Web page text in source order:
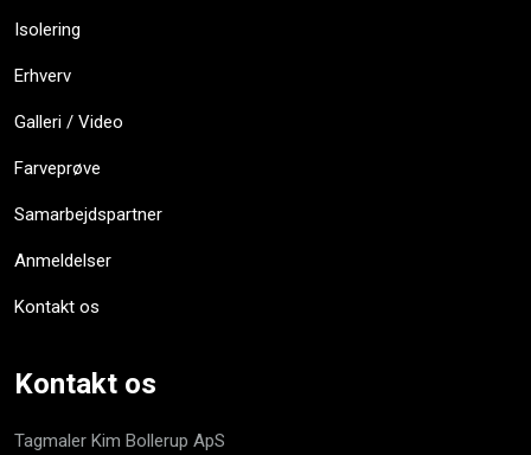
Isolering
Erhverv
Galleri / Video
Farveprøve
Samarbejdspartner
Anmeldelser​
Kontakt os​
Kontakt os
​Tagmaler Kim Bollerup ApS